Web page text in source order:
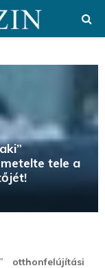
tele a
otthonfelújítási